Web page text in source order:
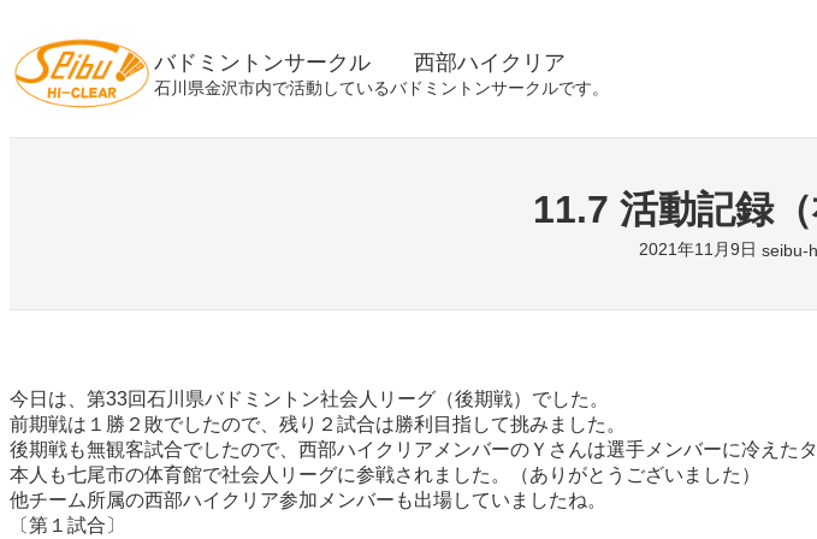
を
ス
バドミントンサークル 西部ハイクリア
石川県金沢市内で活動しているバドミントンサークルです。
11.7 活動記録
2021年11月9日 seibu-
今日は、第33回石川県バドミントン社会人リーグ（後期戦）でした。
前期戦は１勝２敗でしたので、残り２試合は勝利目指して挑みました。
後期戦も無観客試合でしたので、西部ハイクリアメンバーのＹさんは選手メンバーに冷えた
本人も七尾市の体育館で社会人リーグに参戦されました。（ありがとうございました）
他チーム所属の西部ハイクリア参加メンバーも出場していましたね。
〔第１試合〕